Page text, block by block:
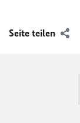
Seite teilen